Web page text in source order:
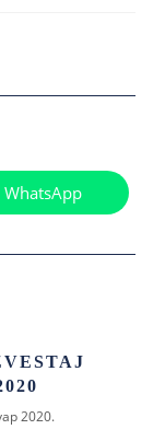
WhatsApp
2020.